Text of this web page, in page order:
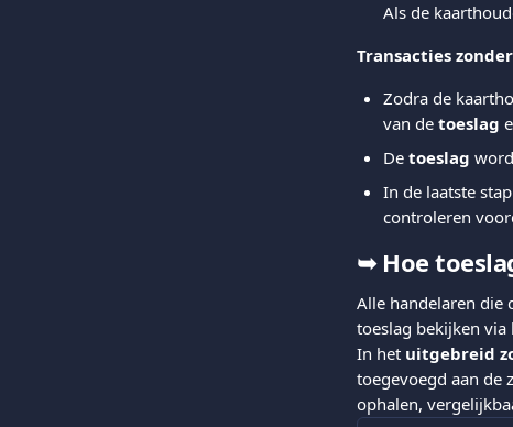
Als de
Transacties
Zodra de
van de toeslag
De toeslag
In de laatste
controleren
➥ Hoe
Alle handelaren die
toeslag bekijken via
In het uitgebreid
toegevoegd aan de
ophalen,